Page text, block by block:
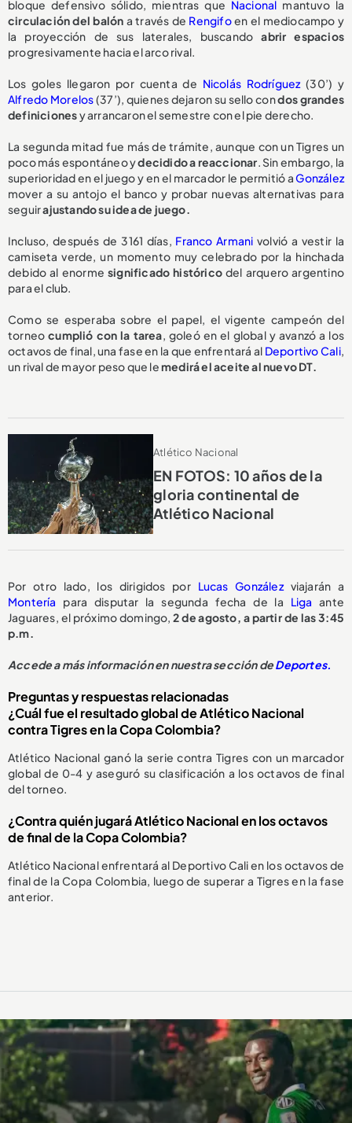
bloque defensivo sólido, mientras que Nacional mantuvo la
circulación del balón a través de Rengifoen el mediocampo y
la proyección de sus laterales, buscandoabrir espacios
progresivamente hacia el arco rival.
Los goles llegaron por cuenta de Nicolás Rodríguez (30’) y
Alfredo Morelos(37’), quienes dejaron su sello condos grandes
definicionesy arrancaron el semestre con el pie derecho.
La segunda mitad fue más de trámite, aunque con un Tigres un
poco más espontáneo ydecidido a reaccionar. Sin embargo, la
superioridad en el juego y en el marcador le permitió aGonzález
mover a su antojo el banco y probar nuevas alternativas para
seguirajustando su idea de juego.
Incluso, después de 3161 días, Franco Armanivolvió a vestir la
camiseta verde, un momento muy celebrado por la hinchada
debido al enorme significado histórico del arquero argentino
para el club.
Como se esperaba sobre el papel, el vigente campeón del
torneocumplió con la tarea, goleó en el global y avanzó a los
octavos de final, una fase en la que enfrentará al Deportivo Cali,
un rival de mayor peso que lemedirá el aceite al nuevo DT.
Atlético Nacional
EN FOTOS: 10 años de la
gloria continental de
Atlético Nacional
Por otro lado, los dirigidos por Lucas González viajarán a
Montería para disputar la segunda fecha de la Liga ante
Jaguares, el próximo domingo, 2 de agosto, a partir de las 3:45
p.m.
Accede a más información en nuestra sección deDeportes.
Preguntas y respuestas relacionadas
¿Cuál fue el resultado global de Atlético Nacional
contra Tigres en la Copa Colombia?
Atlético Nacional ganó la serie contra Tigres con un marcador
global de 0-4 y aseguró su clasificación a los octavos de final
del torneo.
¿Contra quién jugará Atlético Nacional en los octavos
de final de la Copa Colombia?
Atlético Nacional enfrentará al Deportivo Cali en los octavos de
final de la Copa Colombia, luego de superar a Tigres en la fase
anterior.